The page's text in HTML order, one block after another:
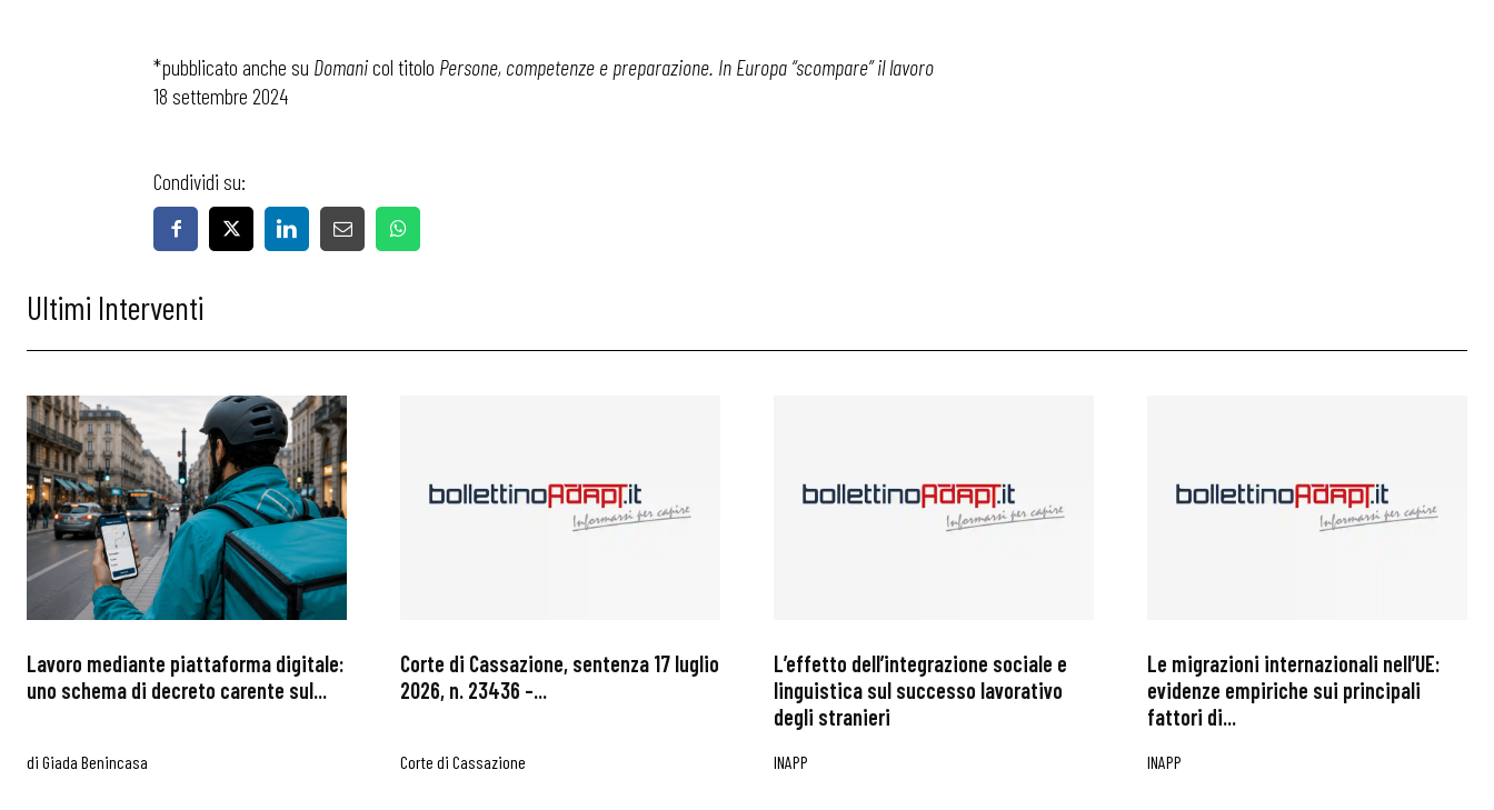
Chi Siamo
*pubblicato anche su Domanicol titolo Persone, competenze e preparazione. In Europa “scompare” il lavoro
18 settembre 2024
Condividi su:
Ultimi Interventi
Lavoro mediante piattaforma digitale:
uno schema di decreto carente sul...
di Giada Benincasa
Corte di Cassazione, sentenza 17 luglio
2026, n. 23436 –...
Corte di Cassazione
L’effetto dell’integrazione sociale e
linguistica sul successo lavorativo
degli stranieri
INAPP
Le migrazioni internazionali nell’UE:
evidenze empiriche sui principali
fattori di...
INAPP